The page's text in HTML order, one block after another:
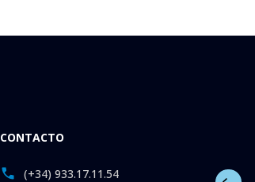
CONTACTO
(+34) 933.17.11.54